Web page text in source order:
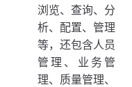
浏览、查询、分
析、配置、管理
等，还包含人员
管理、业务管
理、质量管理、